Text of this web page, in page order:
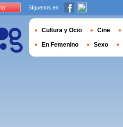
Síguenos en
Cultura y Ocio Cine
En Femenino Sexo